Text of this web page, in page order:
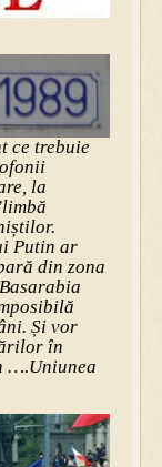
ce trebuie
la
Putin ar
din zona
Și vor
în
….Uniunea